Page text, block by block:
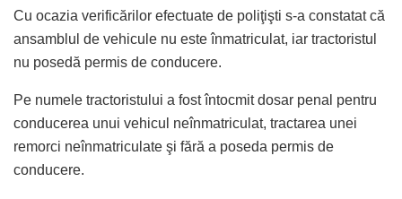
Cu ocazia verificărilor efectuate de poliţişti s-a constatat că
ansamblul de vehicule nu este înmatriculat, iar tractoristul
nu posedă permis de conducere.
Pe numele tractoristului a fost întocmit dosar penal pentru
conducerea unui vehicul neînmatriculat, tractarea unei
remorci neînmatriculate şi fără a poseda permis de
conducere.